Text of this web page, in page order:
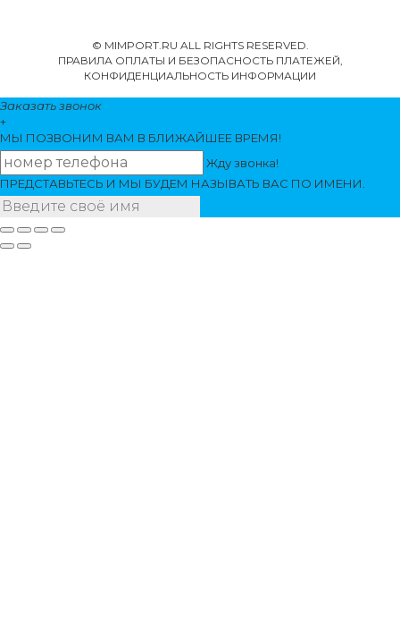
© MIMPORT.RU ALL RIGHTS RESERVED.
ПРАВИЛА ОПЛАТЫ И БЕЗОПАСНОСТЬ ПЛАТЕЖЕЙ,
КОНФИДЕНЦИАЛЬНОСТЬ ИНФОРМАЦИИ
Заказать звонок
+
МЫ ПОЗВОНИМ ВАМ В БЛИЖАЙШЕЕ ВРЕМЯ!
Жду звонка!
ПРЕДСТАВЬТЕСЬ И МЫ БУДЕМ НАЗЫВАТЬ ВАС ПО ИМЕНИ.